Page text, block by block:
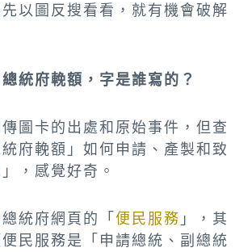
以圖反搜看看，就有機會破解
統府輓額，字是誰寫的？
圖卡的出處和原始事件，但查
府輓額」如何申請、產製和致
，感覺好奇。
統府網頁的「便民服務 」，其
民服務是「申請總統、副總統